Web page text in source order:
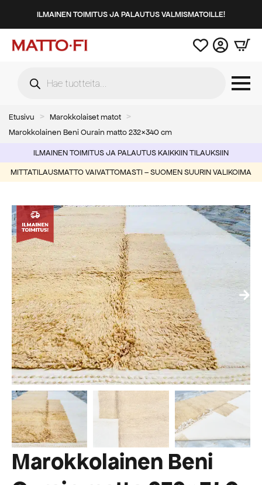
ILMAINEN TOIMITUS JA PALAUTUS VALMISMATOILLE!
search
Etusivu
Marokkolaiset matot
Marokkolainen Beni Ourain matto 232×340 cm
ILMAINEN TOIMITUS JA PALAUTUS KAIKKIIN TILAUKSIIN
MITTATILAUSMATTO VAIVATTOMASTI – SUOMEN SUURIN VALIKOIMA
Marokkolainen Beni